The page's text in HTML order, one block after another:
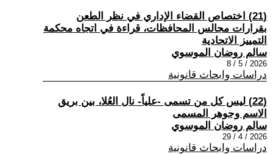
(21) اختصاص القضاء الإداري في نظر الطعن
بقرارات مجالس المحافظات، قراءة في اتجاه محكمة
التمييز الاتحادية
سالم روضان الموسوي
2026 / 5 / 8
دراسات وابحاث قانونية
(22) ليس كل من تسمى -علياً- نال العُلا، بين بريق
الاسم وجوهر المسمى
سالم روضان الموسوي
2026 / 4 / 29
دراسات وابحاث قانونية